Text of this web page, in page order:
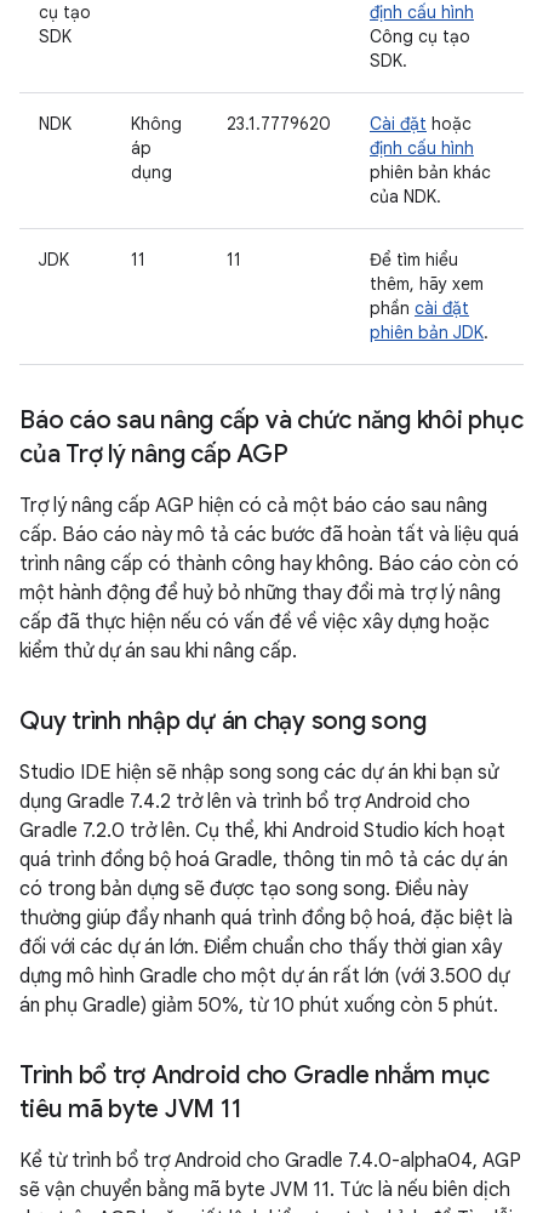
cụ tạo
SDK
định cấu hình
Công cụ tạo
SDK.
NDK
Không
áp
dụng
23.1.7779620 Cài đặt hoặc
định cấu hình
phiên bản khác
của NDK.
JDK 11 11
Để tìm hiểu
thêm, hãy xem
phần cài đặt
phiên bản JDK.
Báo cáo sau nâng cấp và chức năng khôi phục
của Trợ lý nâng cấp AGP
Trợ lý nâng cấp AGP hiện có cả một báo cáo sau nâng
cấp. Báo cáo này mô tả các bước đã hoàn tất và liệu quá
trình nâng cấp có thành công hay không. Báo cáo còn có
một hành động để huỷ bỏ những thay đổi mà trợ lý nâng
cấp đã thực hiện nếu có vấn đề về việc xây dựng hoặc
kiểm thử dự án sau khi nâng cấp.
Quy trình nhập dự án chạy song song
Studio IDE hiện sẽ nhập song song các dự án khi bạn sử
dụng Gradle 7.4.2 trở lên và trình bổ trợ Android cho
Gradle 7.2.0 trở lên. Cụ thể, khi Android Studio kích hoạt
quá trình đồng bộ hoá Gradle, thông tin mô tả các dự án
có trong bản dựng sẽ được tạo song song. Điều này
thường giúp đẩy nhanh quá trình đồng bộ hoá, đặc biệt là
đối với các dự án lớn. Điểm chuẩn cho thấy thời gian xây
dựng mô hình Gradle cho một dự án rất lớn (với 3.500 dự
án phụ Gradle) giảm 50%, từ 10 phút xuống còn 5 phút.
Trình bổ trợ Android cho Gradle nhắm mục
tiêu mã byte JVM 11
Kể từ trình bổ trợ Android cho Gradle 7.4.0-alpha04, AGP
sẽ vận chuyển bằng mã byte JVM 11. Tức là nếu biên dịch